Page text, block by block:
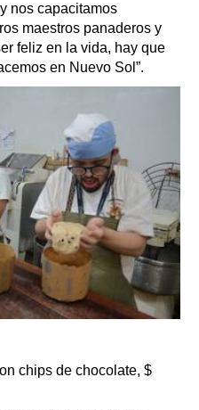
nos capacitamos
maestros panaderos y
feliz en la vida, hay que
en Nuevo Sol”.
chips de chocolate, $